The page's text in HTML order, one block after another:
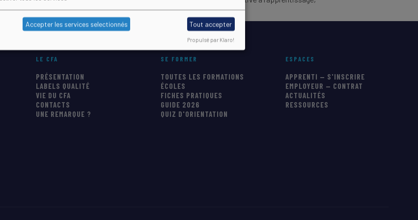
également par mail àcfa@cfa-sport.com.
LE CFA
PRÉSENTATION
LABELS QUALITÉ
VIE DU CFA
CONTACTS
UNE REMARQUE ?
SE FORMER
TOUTES LES FORMATIONS
ÉCOLES
FICHES PRATIQUES
GUIDE 2026
QUIZ D'ORIENTATION
ESPACES
APPRENTI — S'INSCRIRE
EMPLOYEUR — CONTRAT
ACTUALITÉS
RESSOURCES
Accepter les services selectionnés Tout accepter
Propulsé par Klaro!